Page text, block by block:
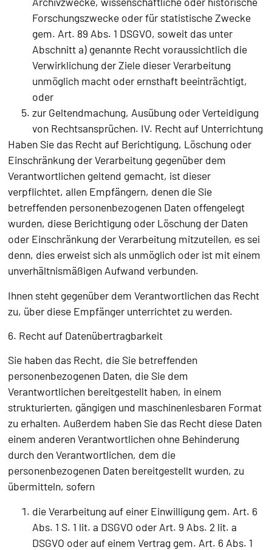
Forschungszwecke oder für statistische Zwecke
gem. Art. 89 Abs. 1 DSGVO, soweit das unter
Abschnitt a) genannte Recht voraussichtlich die
Verwirklichung der Ziele dieser Verarbeitung
unmöglich macht oder ernsthaft beeinträchtigt,
oder
zur Geltendmachung, Ausübung oder Verteidigung
von Rechtsansprüchen. IV. Recht auf Unterrichtung
Haben Sie das Recht auf Berichtigung, Löschung oder
Einschränkung der Verarbeitung gegenüber dem
Verantwortlichen geltend gemacht, ist dieser
verpflichtet, allen Empfängern, denen die Sie
betreffenden personenbezogenen Daten offengelegt
wurden, diese Berichtigung oder Löschung der Daten
oder Einschränkung der Verarbeitung mitzuteilen, es sei
denn, dies erweist sich als unmöglich oder ist mit einem
unverhältnismäßigen Aufwand verbunden.
Ihnen steht gegenüber dem Verantwortlichen das Recht
zu, über diese Empfänger unterrichtet zu werden.
6. Recht auf Datenübertragbarkeit
Sie haben das Recht, die Sie betreffenden
personenbezogenen Daten, die Sie dem
Verantwortlichen bereitgestellt haben, in einem
strukturierten, gängigen und maschinenlesbaren Format
zu erhalten. Außerdem haben Sie das Recht diese Daten
einem anderen Verantwortlichen ohne Behinderung
durch den Verantwortlichen, dem die
personenbezogenen Daten bereitgestellt wurden, zu
übermitteln, sofern
die Verarbeitung auf einer Einwilligung gem. Art. 6
Abs. 1 S. 1 lit. a DSGVO oder Art. 9 Abs. 2 lit. a
DSGVO oder auf einem Vertrag gem. Art. 6 Abs. 1